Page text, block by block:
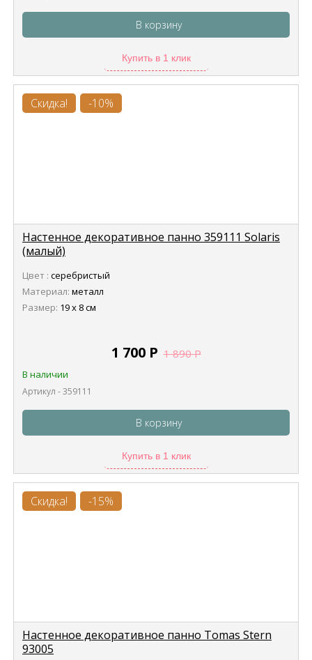
В корзину
Купить в 1 клик
Скидка! -10%
Настенное декоративное панно 359111 Solaris
(малый)
Цвет : серебристый
Материал: металл
Размер: 19 х 8 см
1 700 Р 1 890Р
В наличии
Артикул - 359111
В корзину
Купить в 1 клик
Скидка! -15%
Настенное декоративное панно Tomas Stern
93005